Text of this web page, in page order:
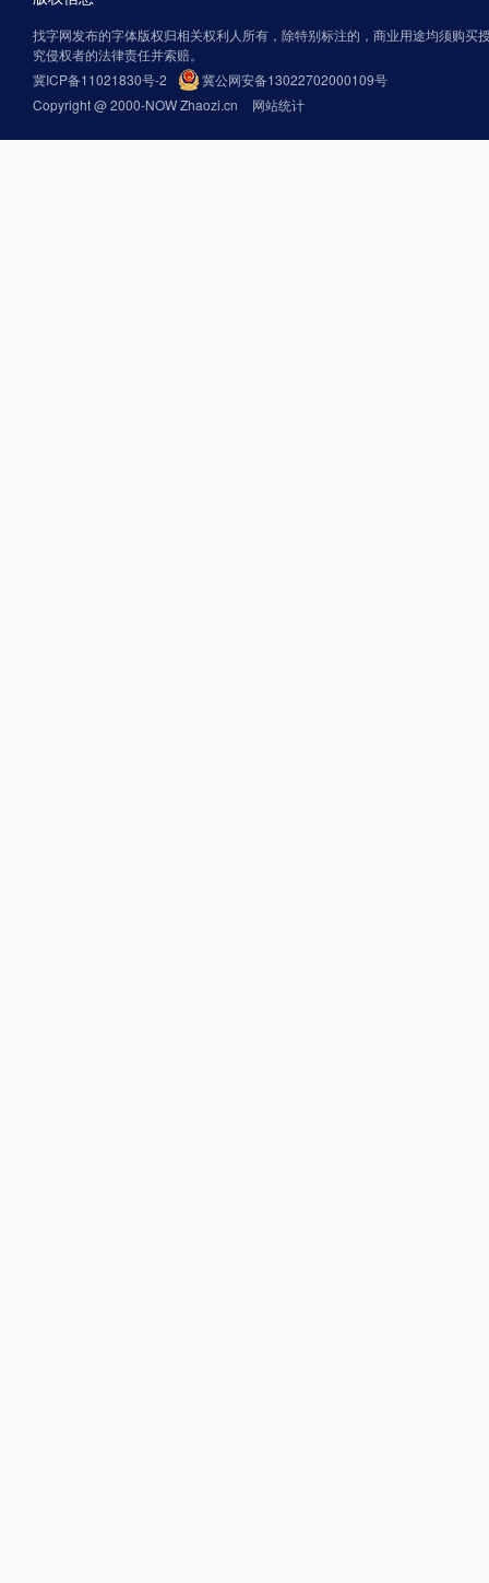
找字网发布的字体版权归相关权利人所有，除特别标注的，商业用途均须购买
究侵权者的法律责任并索赔。
冀ICP备11021830号-2
冀公网安备13022702000109号
Copyright @ 2000-NOW Zhaozi.cn
网站统计